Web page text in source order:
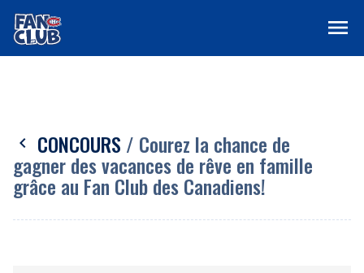
menu
chevron_left CONCOURS / Courez la chance de
gagner des vacances de rêve en famille
grâce au Fan Club des Canadiens!